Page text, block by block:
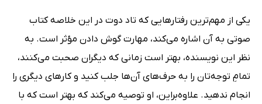
یکی از مهم‌ترین رفتار‌هایی که تاد دوت در این خلاصه کتاب
صوتی به آن اشاره می‌کند، مهارت گوش دادن مؤثر است. به
نظر این نویسنده، بهتر است زمانی که دیگران صحبت می‌کنند،
تمامِ توجه‌تان را به حرف‌های آن‌ها جلب کنید و کارهای دیگری را
انجام ندهید. علاوه‌بر‌این، او توصیه می‌کند که بهتر است که با